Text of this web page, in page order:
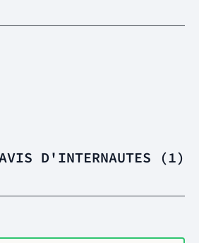
D'INTERNAUTES (1)